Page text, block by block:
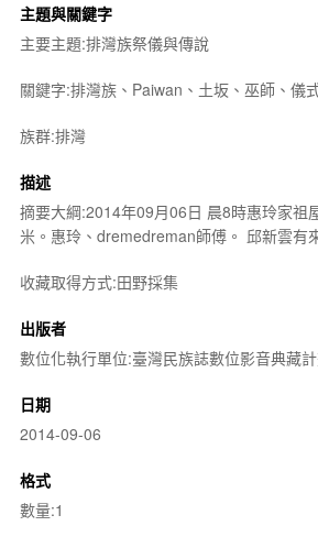
主題與關鍵字
主要主題:排灣族祭儀與傳說
關鍵字:排灣族、Paiwan、土坂、巫師、儀
族群:排灣
描述
摘要大綱:2014年09月06日 晨8時惠玲家祖
米。惠玲、dremedreman師傅。 邱新雲有
收藏取得方式:田野採集
出版者
數位化執行單位:臺灣民族誌數位影音典藏
日期
2014-09-06
格式
數量:1